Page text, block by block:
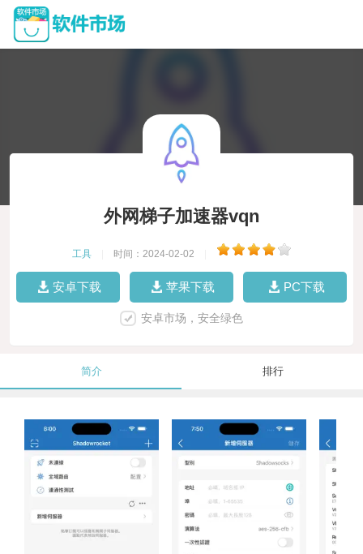
外网梯子加速器vqn
工具 时间：2024-02-02
安卓下载 苹果下载 PC下载
安卓市场，安全绿色
简介 排行